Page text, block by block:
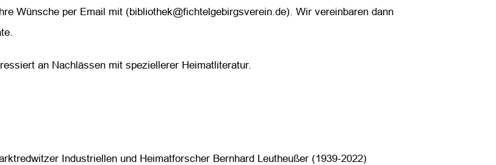
Wünsche per Email mit (bibliothek@fichtelgebirgsverein.de). Wir vereinbaren dann
an Nachlässen mit speziellerer Heimatliteratur.
Industriellen und Heimatforscher Bernhard Leutheußer (1939-2022)